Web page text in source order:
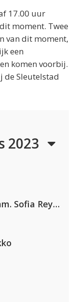
17.00 uur
moment. Twee
van dit moment,
een
komen voorbij.
de Sleutelstad
2023
Kris Kross Amsterdam. Sofia Reyes & Tinie Tempah